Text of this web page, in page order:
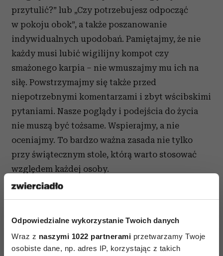
Odpowiedzialne wykorzystanie Twoich danych
Wraz z naszymi 1022 partnerami przetwarzamy Twoje
osobiste dane, np. adres IP, korzystając z takich
przytulić?” lub „Czy potrzebujesz odpocząć
w pokoju obok”, a także poszanowanie
indywidualnych upodobań. Pamiętajmy, że nie
każdy musi lubić wigilijny kompot czy
smażonego karpia – nie wmuszajmy mu ich na
siłę. Powstrzymajmy się także przed
niepotrzebnymi komentarzami i zbyt wścibskimi
pytaniami. Nasze poglądy i podejścia do życia
nie muszą być tożsame. Wspierajmy, a nie
oceniajmy. To bardzo ważna zasada nie tylko
przy świątecznym stole, którą warto stosować
względem każdej osoby.
Poradnik „Podaruj zrozumienie na święta”